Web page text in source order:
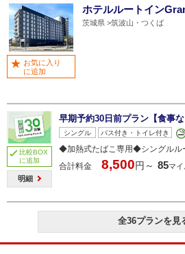
ホテルルートイン
茨城県 筑波山・つくば
お気に入り
に追加
比較BOX
に追加
明細
早期予約30日前プラン【食事な
シングル バス付き・トイレ付き
◆加熱式たばこ専用◆シングルル
合計料金
8,500円～ 85マイ
全36プランを見